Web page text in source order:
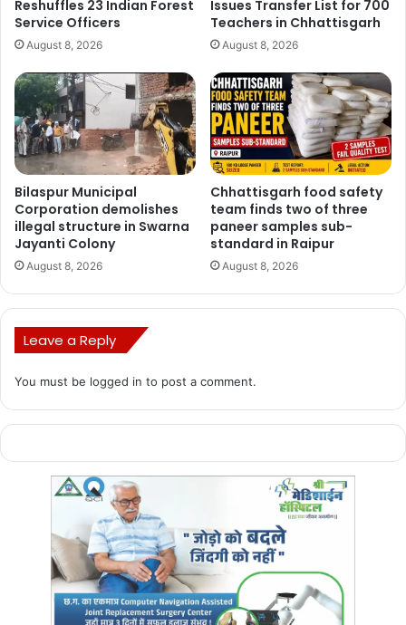
Reshuffles 23 Indian Forest
Service Officers
August 8, 2026
Issues Transfer List for 700
Teachers in Chhattisgarh
August 8, 2026
Bilaspur Municipal
Corporation demolishes
illegal structure in Swarna
Jayanti Colony
August 8, 2026
Chhattisgarh food safety
team finds two of three
paneer samples sub-
standard in Raipur
August 8, 2026
Leave a Reply
You must be logged in to post a comment.